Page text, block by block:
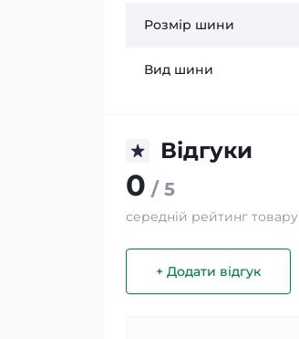
Розмір шини
Вид шини
Відгуки
0 / 5
середній рейтинг товару
+ Додати відгук